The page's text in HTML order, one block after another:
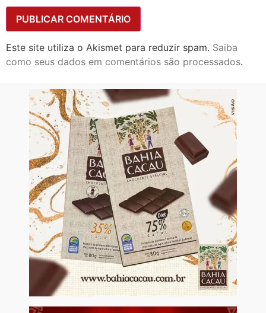
Este site utiliza o Akismet para reduzir spam. Saiba
como seus dados em comentários são processados.